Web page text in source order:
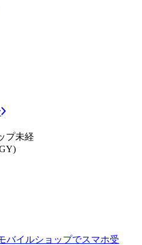
プ未経
バイルショップでスマホ受